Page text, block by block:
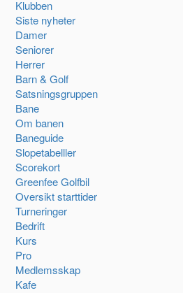
Klubben
Siste nyheter
Damer
Seniorer
Herrer
Barn & Golf
Satsningsgruppen
Bane
Om banen
Baneguide
Slopetabelller
Scorekort
Greenfee Golfbil
Oversikt starttider
Turneringer
Bedrift
Kurs
Pro
Medlemsskap
Kafe